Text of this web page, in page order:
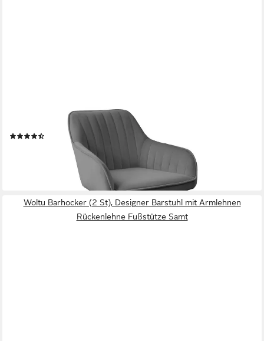
Barhocker TURIN silbergrau, mit Fußablage
lieferbar - in 3-4 Werktagen bei dir
Woltu Barhocker (2 St), Designer Barstuhl mit Armlehnen
Rückenlehne Fußstütze Samt